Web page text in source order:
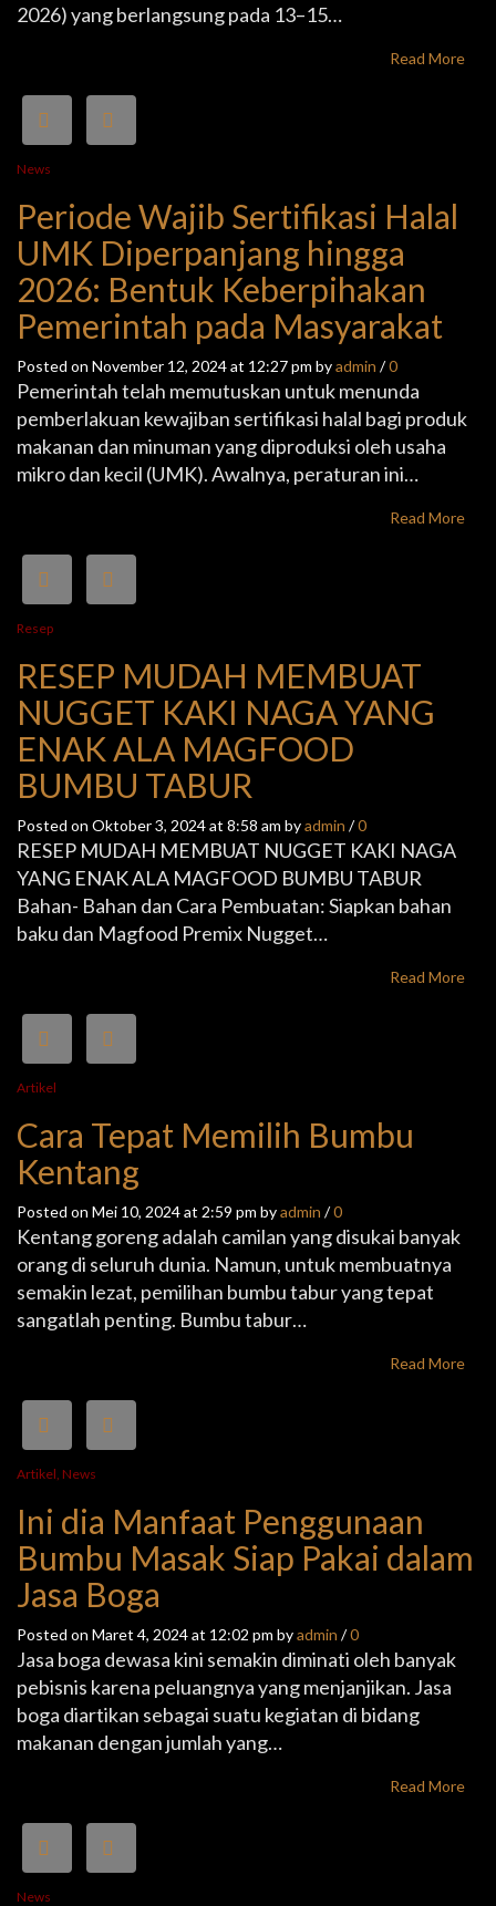
2026) yang berlangsung pada 13–15…
Read More
News
Periode Wajib Sertifikasi Halal
UMK Diperpanjang hingga
2026: Bentuk Keberpihakan
Pemerintah pada Masyarakat
Posted on November 12, 2024 at 12:27 pm byadmin /0
Pemerintah telah memutuskan untuk menunda
pemberlakuan kewajiban sertifikasi halal bagi produk
makanan dan minuman yang diproduksi oleh usaha
mikro dan kecil (UMK). Awalnya, peraturan ini…
Read More
Resep
RESEP MUDAH MEMBUAT
NUGGET KAKI NAGA YANG
ENAK ALA MAGFOOD
BUMBU TABUR
Posted on Oktober 3, 2024 at 8:58 am byadmin /0
RESEP MUDAH MEMBUAT NUGGET KAKI NAGA
YANG ENAK ALA MAGFOOD BUMBU TABUR
Bahan- Bahan dan Cara Pembuatan: Siapkan bahan
baku dan Magfood Premix Nugget…
Read More
Artikel
Cara Tepat Memilih Bumbu
Kentang
Posted on Mei 10, 2024 at 2:59 pm byadmin /0
Kentang goreng adalah camilan yang disukai banyak
orang di seluruh dunia. Namun, untuk membuatnya
semakin lezat, pemilihan bumbu tabur yang tepat
sangatlah penting. Bumbu tabur…
Read More
Artikel News
Ini dia Manfaat Penggunaan
Bumbu Masak Siap Pakai dalam
Jasa Boga
Posted on Maret 4, 2024 at 12:02 pm byadmin /0
Jasa boga dewasa kini semakin diminati oleh banyak
pebisnis karena peluangnya yang menjanjikan. Jasa
boga diartikan sebagai suatu kegiatan di bidang
makanan dengan jumlah yang…
Read More
News